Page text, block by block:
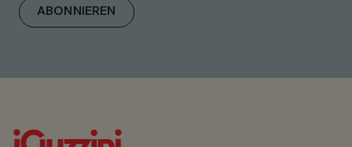
ABONNIEREN